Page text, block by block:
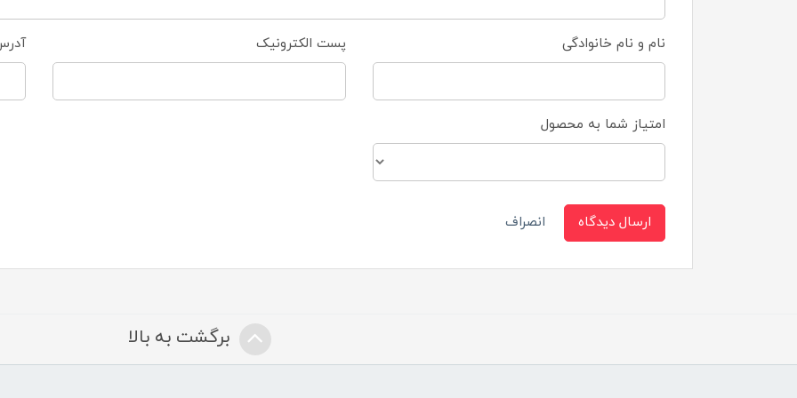
نام و نام خانوادگی پست الکترونیک
امتیاز شما به محصول
ارسال دیدگاه انصراف
برگشت به بالا